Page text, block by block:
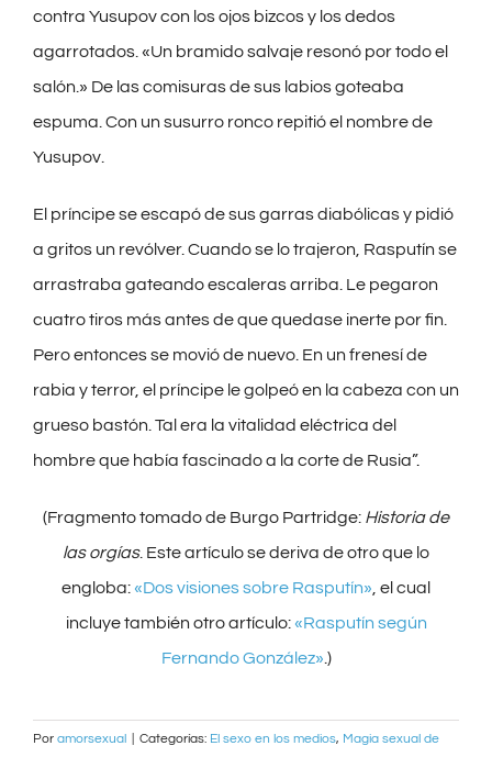
contra Yusupov con los ojos bizcos y los dedos
agarrotados. «Un bramido salvaje resonó por todo el
salón.» De las comisuras de sus labios goteaba
espuma. Con un susurro ronco repitió el nombre de
Yusupov.
El príncipe se escapó de sus garras diabólicas y pidió
a gritos un revólver. Cuando se lo trajeron, Rasputín se
arrastraba gateando escaleras arriba. Le pegaron
cuatro tiros más antes de que quedase inerte por fin.
Pero entonces se movió de nuevo. En un frenesí de
rabia y terror, el príncipe le golpeó en la cabeza con un
grueso bastón. Tal era la vitalidad eléctrica del
hombre que había fascinado a la corte de Rusia”.
(Fragmento tomado de Burgo Partridge: Historia de
las orgías. Este artículo se deriva de otro que lo
engloba: «Dos visiones sobre Rasputín» , el cual
incluye también otro artículo: «Rasputín según
Fernando González» .)
Por amorsexual Categorías: El sexo en los medios, Magia sexual de